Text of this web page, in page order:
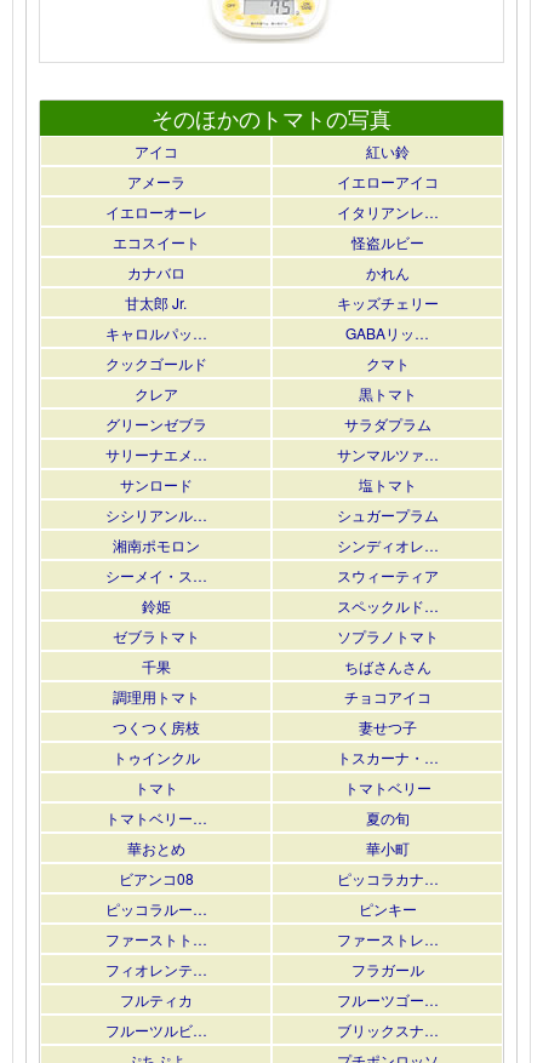
そのほかのトマトの写真
アイコ
紅い鈴
アメーラ
イエローアイコ
イエローオーレ
イタリアンレ…
エコスイート
怪盗ルビー
カナバロ
かれん
甘太郎 Jr.
キッズチェリー
キャロルパッ…
GABAリッ…
クックゴールド
クマト
クレア
黒トマト
グリーンゼブラ
サラダプラム
サリーナエメ…
サンマルツァ…
サンロード
塩トマト
シシリアンル…
シュガープラム
湘南ポモロン
シンディオレ…
シーメイ・ス…
スウィーティア
鈴姫
スペックルド…
ゼブラトマト
ソプラノトマト
千果
ちばさんさん
調理用トマト
チョコアイコ
つくつく房枝
妻せつ子
トゥインクル
トスカーナ・…
トマト
トマトベリー
トマトベリー…
夏の旬
華おとめ
華小町
ビアンコ08
ピッコラカナ…
ピッコラルー…
ピンキー
ファーストト…
ファーストレ…
フィオレンテ…
フラガール
フルティカ
フルーツゴー…
フルーツルビ…
ブリックスナ…